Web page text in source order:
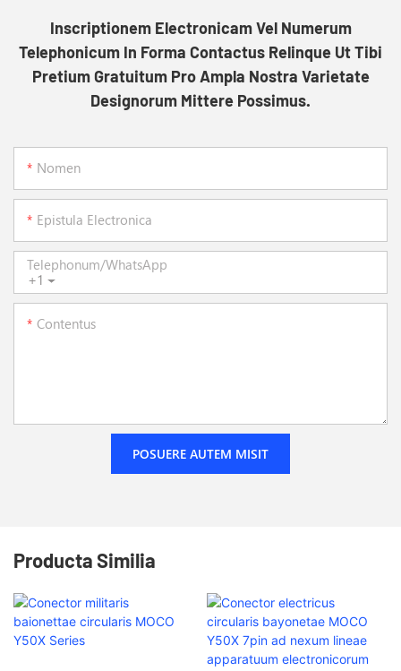
Inscriptionem Electronicam Vel Numerum
Telephonicum In Forma Contactus Relinque Ut Tibi
Pretium Gratuitum Pro Ampla Nostra Varietate
Designorum Mittere Possimus.
Nomen
Epistula Electronica
+1
Telephonum/WhatsApp
Contentus
POSUERE AUTEM MISIT
Producta Similia